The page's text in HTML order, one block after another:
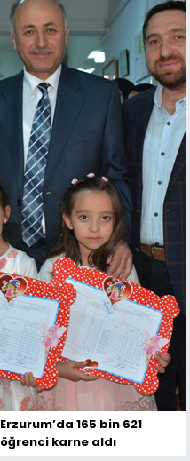
Erzurum’da 165 bin 621
öğrenci karne aldı